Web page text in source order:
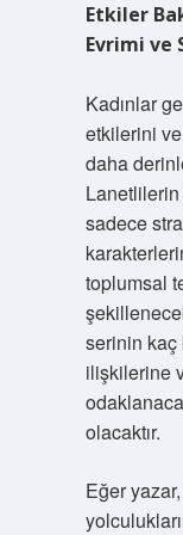
Etkiler
Evrimi ve
Kadınlar
etkilerini
daha
Lanetlilerin
sadece
toplumsal
serinin kaç
ilişkilerine
olacaktır.
Eğer